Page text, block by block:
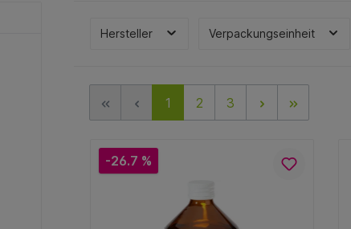
Hersteller Verpackungseinheit
1 2 3
-26.7 %